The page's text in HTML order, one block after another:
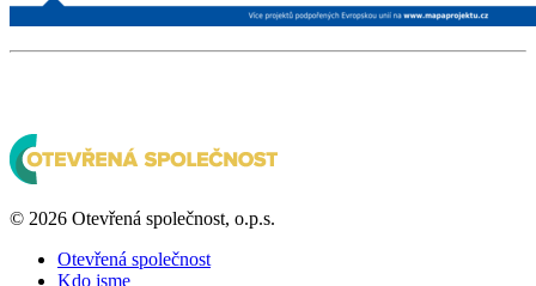
© 2026 Otevřená společnost, o.p.s.
Otevřená společnost
Kdo jsme